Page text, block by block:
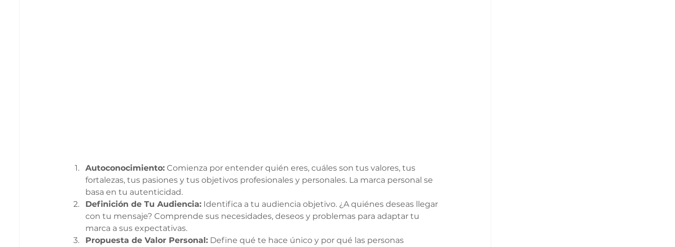
Autoconocimiento: Comienza por entender quién eres, cuáles son tus valores, tus
fortalezas, tus pasiones y tus objetivos profesionales y personales. La marca personal se
basa en tu autenticidad.
Definición de Tu Audiencia: Identifica a tu audiencia objetivo. ¿A quiénes deseas llegar
con tu mensaje? Comprende sus necesidades, deseos y problemas para adaptar tu
marca a sus expectativas.
Propuesta de Valor Personal: Define qué te hace único y por qué las personas